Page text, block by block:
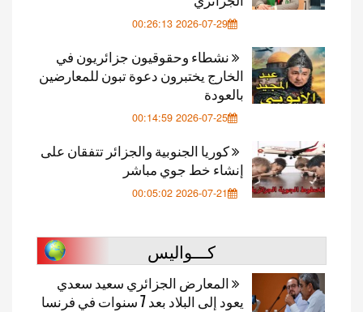
2026-07-29 00:26:13
نشطاء وحقوقيون جزائريون في
الخارج يختبرون دعوة تبون للمعارضين
بالعودة
2026-07-25 00:14:59
كوريا الجنوبية والجزائر تتفقان على
إنشاء خط جوي مباشر
2026-07-21 00:05:02
كـــواليس
المعارض الجزائري سعيد سعدي
يعود إلى البلاد بعد 7 سنوات في فرنسا